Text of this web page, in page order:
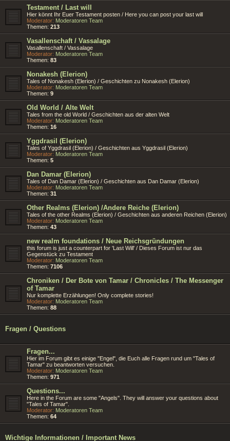
Testament / Last will
Hier könnt Ihr Euer Testament posten / Here you can post your last will
Moderator: Moderatoren Team
Themen: 213
Vasallenschaft / Vassalage
Vasallenschaft / Vassalage
Moderator: Moderatoren Team
Themen: 83
Nonakesh (Elerion)
Tales of Nonakesh (Elerion) / Geschichten zu Nonakesh (Elerion)
Moderator: Moderatoren Team
Themen: 9
Old World / Alte Welt
Tales from the old World / Geschichten aus der alten Welt
Moderator: Moderatoren Team
Themen: 16
Yggdrasil (Elerion)
Tales of Yggdrasil (Elerion) / Geschichten aus Yggdrasil (Elerion)
Moderator: Moderatoren Team
Themen: 5
Dan Damar (Elerion)
Tales of Dan Damar (Elerion) / Geschichten aus Dan Damar (Elerion)
Moderator: Moderatoren Team
Themen: 31
Other Realms (Elerion) /Andere Reiche (Elerion)
Tales of the other Realms (Elerion) / Geschichten aus anderen Reichen (Elerion)
Moderator: Moderatoren Team
Themen: 43
new realm foundations / Neue Reichsgründungen
this forum is just a counterpart for 'Last Will' / Dieses Forum ist nur das
Gegenstück zu Testament
Moderator: Moderatoren Team
Themen: 7106
Chroniken / Der Bote von Tamar / Chronicles / The Messenger
of Tamar
Nur komplette Erzählungen! Only complete stories!
Moderator: Moderatoren Team
Themen: 88
Fragen / Questions
Fragen...
Hier im Forum gibt es einige "Engel", die Euch alle Fragen rund um "Tales of
Tamar" zu beantworten versuchen.
Moderator: Moderatoren Team
Themen: 971
Questions...
Here in the Forum are some "Angels". They will answer your questions about
"Tales of Tamar".
Moderator: Moderatoren Team
Themen: 64
Wichtige Informationen / Important News